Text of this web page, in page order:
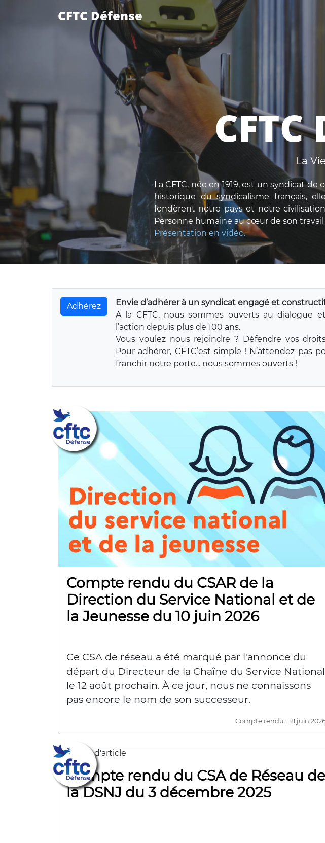
CFTC Défense
La
La CFTC, née en 1919, est un syndicat
historique du syndicalisme français,
fondèrent notre pays et notre
Personne humaine au cœur de son
Présentation en vidéo.
Adhérez
Envie d’adhérer à un syndicat engagé et
A la CFTC, nous sommes ouverts au dialogue
l’action depuis plus de 100 ans.
Vous voulez nous rejoindre ? Défendre vos
Pour adhérer, CFTC’est simple ! N’attendez pas
franchir notre porte... nous sommes ouverts !
Compte rendu du CSAR de la
Direction du Service National et de
la Jeunesse du 10 juin 2026
Ce CSA de réseau a été marqué par l'annonce du
départ du Directeur de la Chaîne du Service National
le 12 août prochain. À ce jour, nous ne connaissons
pas encore le nom de son successeur.
Compte rendu : 18 juin
Compte rendu du CSA de Réseau de
la DSNJ du 3 décembre 2025